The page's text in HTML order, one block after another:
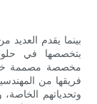
بينما يقدم
مخصصة مصممة
فريقها من
وتحدياتهم